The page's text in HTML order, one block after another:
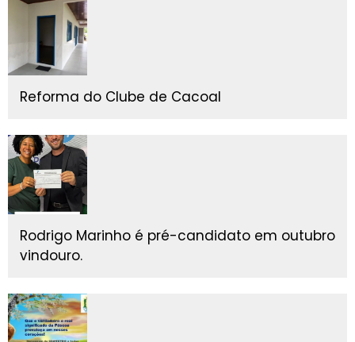
Reforma do Clube de Cacoal
Rodrigo Marinho é pré-candidato em outubro
vindouro.